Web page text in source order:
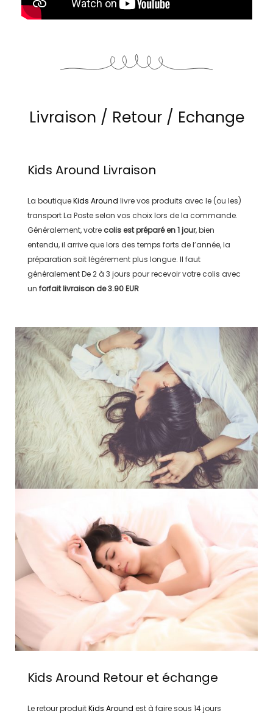
Livraison / Retour / Echange
Kids Around Livraison
La boutiqueKids Around livre vos produits avec le (ou les)
transportLa Posteselon vos choix lors de la commande.
Généralement, votre colis est préparé en1 jour, bien
entendu, il arrive que lors des temps forts de l’année, la
préparation soit légérement plus longue. Il faut
généralementDe 2 à 3 jours pour recevoir votre colis avec
un forfait livraison de3.90 EUR
Kids Around Retour et échange
Le retour produitKids Around est à faire sous 14 jours